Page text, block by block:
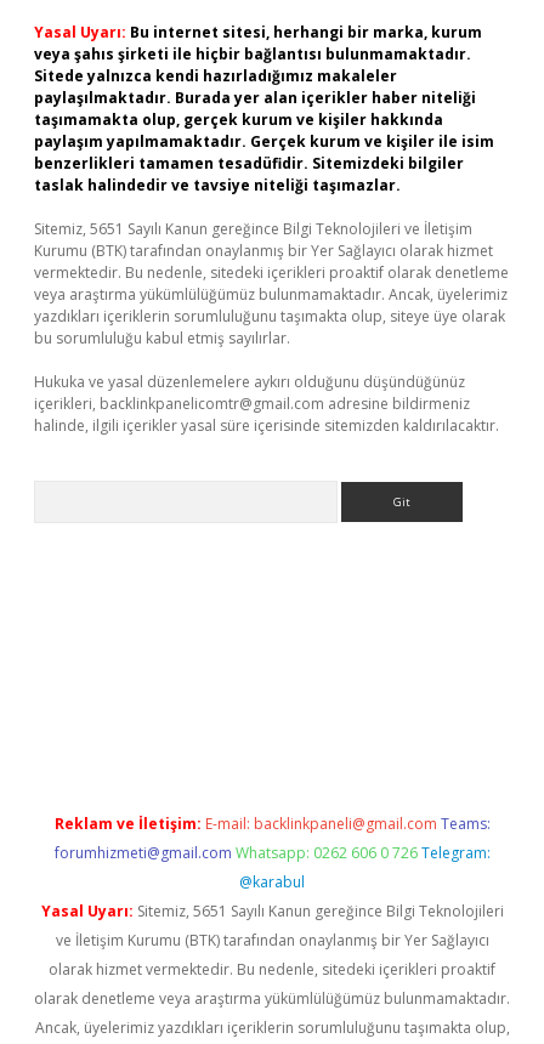
Yasal Uyarı: Bu internet sitesi, herhangi bir marka, kurum
veya şahıs şirketi ile hiçbir bağlantısı bulunmamaktadır.
Sitede yalnızca kendi hazırladığımız makaleler
paylaşılmaktadır. Burada yer alan içerikler haber niteliği
taşımamakta olup, gerçek kurum ve kişiler hakkında
paylaşım yapılmamaktadır. Gerçek kurum ve kişiler ile isim
benzerlikleri tamamen tesadüfidir. Sitemizdeki bilgiler
taslak halindedir ve tavsiye niteliği taşımazlar.
Sitemiz, 5651 Sayılı Kanun gereğince Bilgi Teknolojileri ve İletişim
Kurumu (BTK) tarafından onaylanmış bir Yer Sağlayıcı olarak hizmet
vermektedir. Bu nedenle, sitedeki içerikleri proaktif olarak denetleme
veya araştırma yükümlülüğümüz bulunmamaktadır. Ancak, üyelerimiz
yazdıkları içeriklerin sorumluluğunu taşımakta olup, siteye üye olarak
bu sorumluluğu kabul etmiş sayılırlar.
Hukuka ve yasal düzenlemelere aykırı olduğunu düşündüğünüz
içerikleri, backlinkpanelicomtr@gmail.com adresine bildirmeniz
halinde, ilgili içerikler yasal süre içerisinde sitemizden kaldırılacaktır.
Reklam ve İletişim: E-mail: backlinkpaneli@gmail.com Teams:
forumhizmeti@gmail.com Whatsapp: 0262 606 0 726 Telegram:
@karabul
Yasal Uyarı: Sitemiz, 5651 Sayılı Kanun gereğince Bilgi Teknolojileri
ve İletişim Kurumu (BTK) tarafından onaylanmış bir Yer Sağlayıcı
olarak hizmet vermektedir. Bu nedenle, sitedeki içerikleri proaktif
olarak denetleme veya araştırma yükümlülüğümüz bulunmamaktadır.
Ancak, üyelerimiz yazdıkları içeriklerin sorumluluğunu taşımakta olup,